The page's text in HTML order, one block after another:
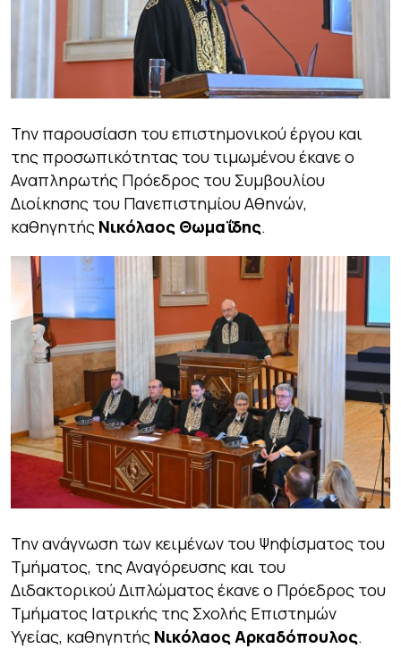
Την παρουσίαση του επιστημονικού έργου και
της προσωπικότητας του τιμωμένου έκανε ο
Αναπληρωτής Πρόεδρος του Συμβουλίου
Διοίκησης του Πανεπιστημίου Αθηνών,
καθηγητής Νικόλαος Θωμαΐδης.
Την ανάγνωση των κειμένων του Ψηφίσματος του
Τμήματος, της Αναγόρευσης και του
Διδακτορικού Διπλώματος έκανε ο Πρόεδρος του
Τμήματος Ιατρικής της Σχολής Επιστημών
Υγείας, καθηγητής Νικόλαος Αρκαδόπουλος.